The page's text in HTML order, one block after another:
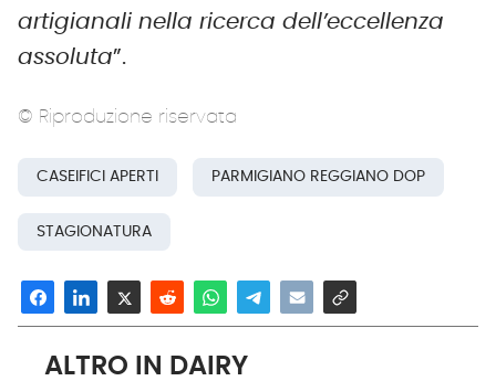
artigianali nella ricerca dell’eccellenza
assoluta”.
© Riproduzione riservata
CASEIFICI APERTI PARMIGIANO REGGIANO DOP
STAGIONATURA
ALTRO IN DAIRY